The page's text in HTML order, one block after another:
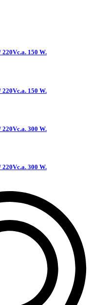
150 W.
150 W.
300 W.
300 W.